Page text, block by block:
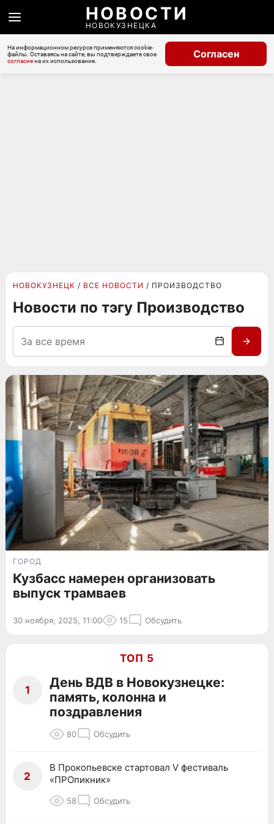
НОВОСТИ
НОВОКУЗНЕЦКА
На информационном ресурсе применяются cookie-
файлы. Оставаясь на сайте, вы подтверждаете свое
согласиена их использование.
Согласен
НОВОКУЗНЕЦК ВСЕ НОВОСТИ ПРОИЗВОДСТВО
Новости по тэгу Производство
ГОРОД
Кузбасс намерен организовать
выпуск трамваев
30 ноября, 2025, 11:00 15 Обсудить
ТОП 5
1
День ВДВ в Новокузнецке:
память, колонна и
поздравления
80 Обсудить
2
В Прокопьевске стартовал V фестиваль
«ПРОпикник»
58 Обсудить